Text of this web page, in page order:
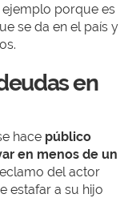
porque es
se da en el país y
en
hace público
en menos de un
del actor
estafar a su hijo